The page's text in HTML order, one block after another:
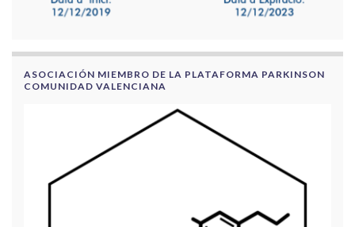
ASOCIACIÓN MIEMBRO DE LA PLATAFORMA PARKINSON
COMUNIDAD VALENCIANA